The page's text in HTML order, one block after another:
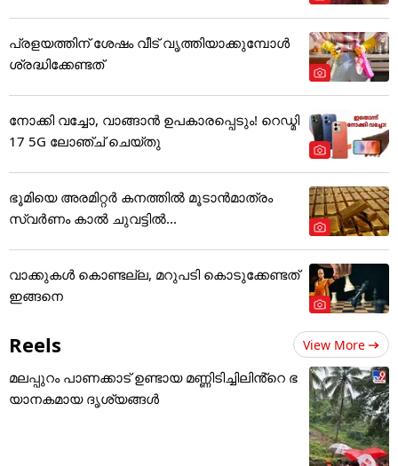
പ്രളയത്തിന് ശേഷം വീട് വൃത്തിയാക്കുമ്പോൾ
ശ്രദ്ധിക്കേണ്ടത്
നോക്കി വച്ചോ, വാങ്ങാൻ ഉപകാരപ്പെടും! റെഡ്മി
17 5G ലോഞ്ച് ചെയ്തു
ഭൂമിയെ അരമിറ്റർ കനത്തിൽ മൂടാൻമാത്രം
സ്വർണം കാൽ ചുവട്ടിൽ...
വാക്കുകൾ കൊണ്ടല്ല, മറുപടി കൊടുക്കേണ്ടത്
ഇങ്ങനെ
Reels View More
മലപ്പുറം പാണക്കാട് ഉണ്ടായ മണ്ണിടിച്ചിലിൻ്റെ ഭ
യാനകമായ ദൃശ്യങ്ങൾ